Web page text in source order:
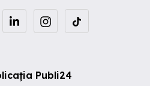
Publi24